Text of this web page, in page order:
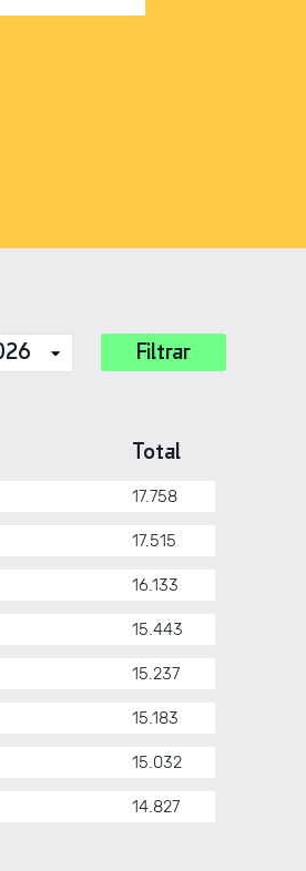
Total
17.758
17.515
16.133
15.443
15.237
15.183
15.032
14.827